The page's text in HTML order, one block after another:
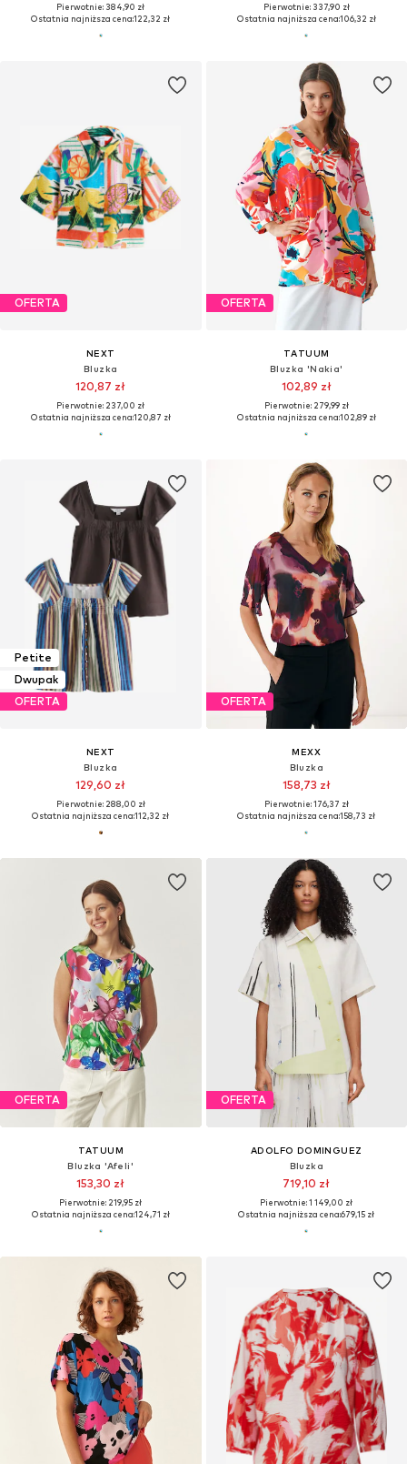
Pierwotnie: 384,90 zł
Ostatnia najniższa cena:122,32 zł
Pierwotnie: 337,90 zł
Ostatnia najniższa cena:106,32 zł
OFERTA
NEXT
Bluzka
120,87 zł
Pierwotnie: 237,00 zł
Ostatnia najniższa cena:120,87 zł
OFERTA
TATUUM
Bluzka 'Nakia'
102,89 zł
Pierwotnie: 279,99 zł
Ostatnia najniższa cena:102,89 zł
Petite
Dwupak
OFERTA
NEXT
Bluzka
129,60 zł
Pierwotnie: 288,00 zł
Ostatnia najniższa cena:112,32 zł
OFERTA
MEXX
Bluzka
158,73 zł
Pierwotnie: 176,37 zł
Ostatnia najniższa cena:158,73 zł
OFERTA
TATUUM
Bluzka 'Afeli'
153,30 zł
Pierwotnie: 219,95 zł
Ostatnia najniższa cena:124,71 zł
OFERTA
ADOLFO DOMINGUEZ
Bluzka
719,10 zł
Pierwotnie: 1 149,00 zł
Ostatnia najniższa cena:679,15 zł